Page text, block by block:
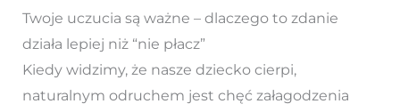
Twoje uczucia są ważne – dlaczego to zdanie
działa lepiej niż “nie płacz”
Kiedy widzimy, że nasze dziecko cierpi,
naturalnym odruchem jest chęć załagodzenia